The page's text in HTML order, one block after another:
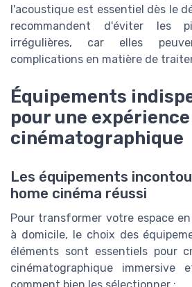
l'acoustique est essentiel dès le
recommandent d'éviter les
irrégulières, car elles
complications en matière de
Équipements
pour une expérience
cinématographique
Les équipements
home cinéma réussi
Pour transformer votre espace
à domicile, le choix des
éléments sont essentiels pour
cinématographique